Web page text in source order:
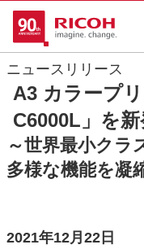
ニュースリリース
A3 カラープ
C6000L」を
～世界最小クラ
多様な機能を凝
2021年12月22日